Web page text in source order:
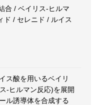
合 / ベイリス-ヒルマ
ド / セレニド / ルイス
ス酸を用いるベイリ
-ヒルマン反応)を展開
ル誘導体を合成する